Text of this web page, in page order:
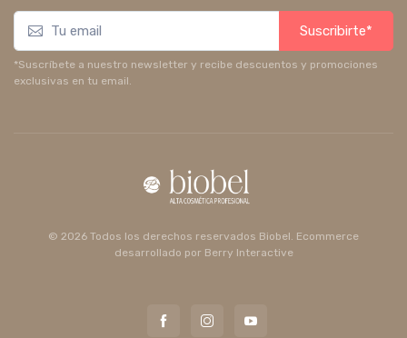
Suscribirte*
*Suscríbete a nuestro newsletter y recibe descuentos y promociones
exclusivas en tu email.
© 2026 Todos los derechos reservados Biobel. Ecommerce
desarrollado por Berry Interactive